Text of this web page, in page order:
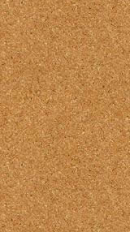
Греческий
Арабский
Турецкий
Китайский
Японский
Корейский
Польский